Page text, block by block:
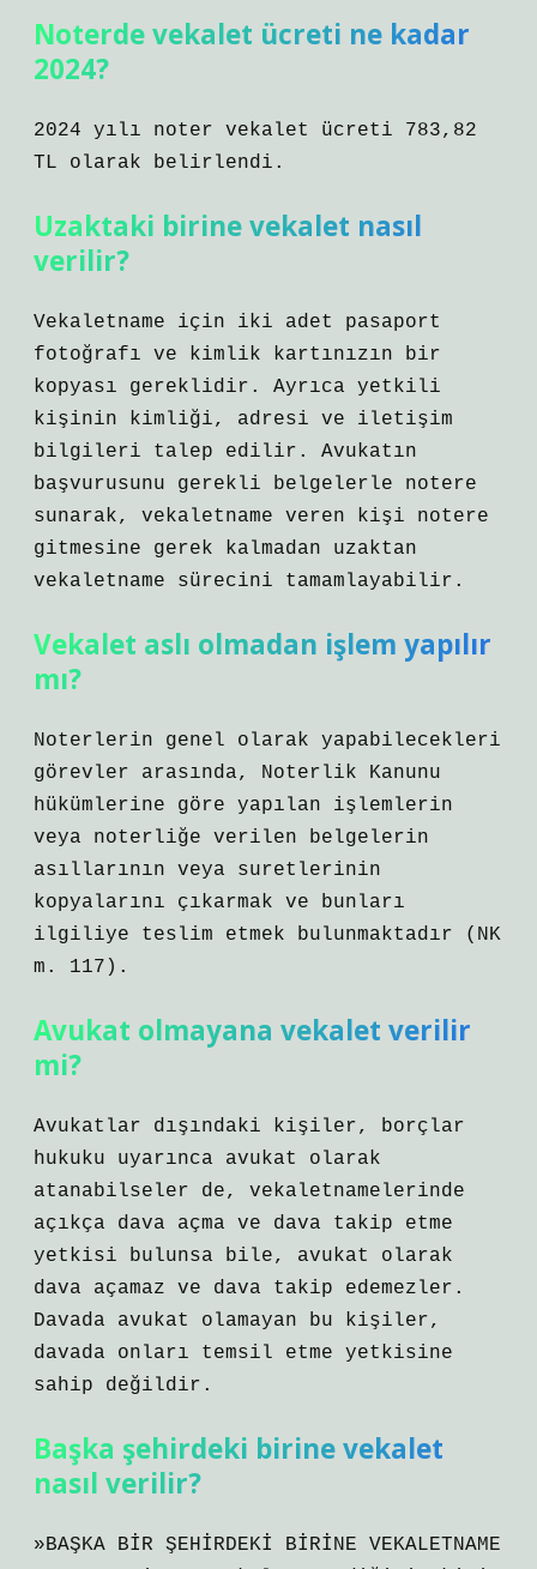
Noterde vekalet ücreti ne kadar
2024?
2024 yılı noter vekalet ücreti 783,82
TL olarak belirlendi.
Uzaktaki birine vekalet nasıl
verilir?
Vekaletname için iki adet pasaport
fotoğrafı ve kimlik kartınızın bir
kopyası gereklidir. Ayrıca yetkili
kişinin kimliği, adresi ve iletişim
bilgileri talep edilir. Avukatın
başvurusunu gerekli belgelerle notere
sunarak, vekaletname veren kişi notere
gitmesine gerek kalmadan uzaktan
vekaletname sürecini tamamlayabilir.
Vekalet aslı olmadan işlem yapılır
mı?
Noterlerin genel olarak yapabilecekleri
görevler arasında, Noterlik Kanunu
hükümlerine göre yapılan işlemlerin
veya noterliğe verilen belgelerin
asıllarının veya suretlerinin
kopyalarını çıkarmak ve bunları
ilgiliye teslim etmek bulunmaktadır (NK
m. 117).
Avukat olmayana vekalet verilir
mi?
Avukatlar dışındaki kişiler, borçlar
hukuku uyarınca avukat olarak
atanabilseler de, vekaletnamelerinde
açıkça dava açma ve dava takip etme
yetkisi bulunsa bile, avukat olarak
dava açamaz ve dava takip edemezler.
Davada avukat olamayan bu kişiler,
davada onları temsil etme yetkisine
sahip değildir.
Başka şehirdeki birine vekalet
nasıl verilir?
»BAŞKA BİR ŞEHİRDEKİ BİRİNE VEKALETNAME